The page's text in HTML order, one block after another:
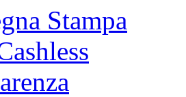
Stampa